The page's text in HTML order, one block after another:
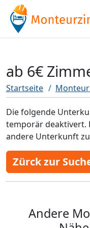
ab 6€
Startseite
Die folgende
temporär deaktivert.
andere Unterkunft
Zürck zur
Andere